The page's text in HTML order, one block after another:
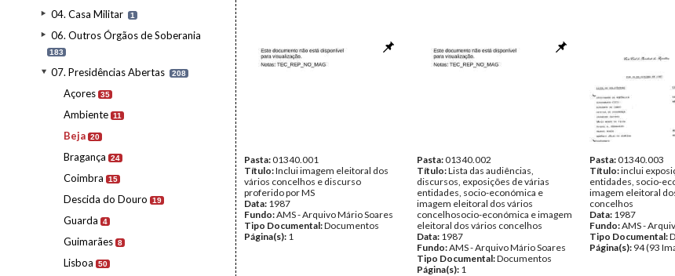
04. Casa Militar 1
06. Outros Órgãos de Soberania
183
07. Presidências Abertas 208
Açores 35
Ambiente 11
Beja 20
Bragança 24
Coimbra 15
Descida do Douro 19
Guarda 4
Guimarães 8
Lisboa 50
Pasta:01340.001
Título:Inclui imagem eleitoral dos
vários concelhos e discurso
proferido por MS
Data: 1987
Fundo:AMS - Arquivo Mário Soares
Tipo Documental:Documentos
Página(s): 1
Pasta:01340.002
Título:Lista das audiências,
discursos, exposições de várias
entidades, socio-económica e
imagem eleitoral dos vários
concelhosocio-económica e imagem
eleitoral dos vários concelhos
Data: 1987
Fundo:AMS - Arquivo Mário Soares
Tipo Documental:Documentos
Página(s): 1
Pasta:01340.003
Título:inclui
entidades, socio-
imagem eleitoral
concelhos
Data: 1987
Fundo:AMS -
Tipo Documental:
Página(s): 94 (93